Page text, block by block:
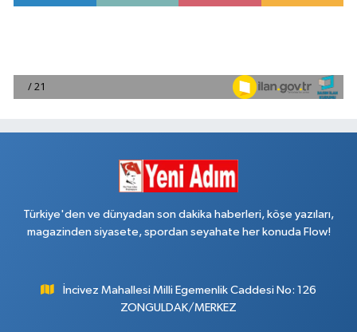
Türkiye'den ve dünyadan son dakika haberleri, köşe yazıları,
magazinden siyasete, spordan seyahate her konuda Flow!
İncivez Mahallesi Milli Egemenlik Caddesi No: 126
ZONGULDAK/MERKEZ